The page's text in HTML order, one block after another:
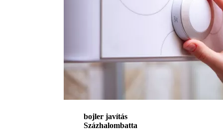
bojler javítás
Százhalombatta